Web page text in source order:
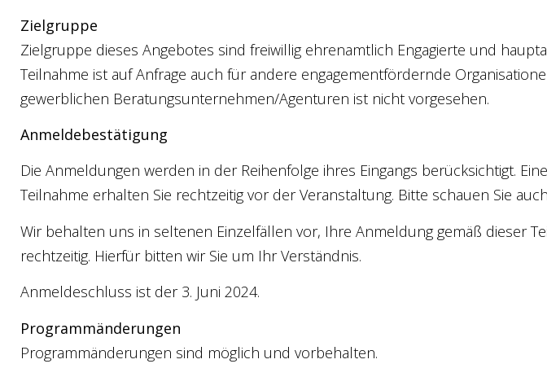
Zielgruppe
Zielgruppe dieses Angebotes sind freiwillig ehrenamtlich Engagierte und
Teilnahme ist auf Anfrage auch für andere engagementfördernde
gewerblichen Beratungsunternehmen/Agenturen ist nicht vorgesehen.
Anmeldebestätigung
Die Anmeldungen werden in der Reihenfolge ihres Eingangs berücksichtigt.
Teilnahme erhalten Sie rechtzeitig vor der Veranstaltung. Bitte schauen Sie
Wir behalten uns in seltenen Einzelfällen vor, Ihre Anmeldung gemäß dieser
rechtzeitig. Hierfür bitten wir Sie um Ihr Verständnis.
Anmeldeschluss ist der 3. Juni 2024.
Programmänderungen
Programmänderungen sind möglich und vorbehalten.